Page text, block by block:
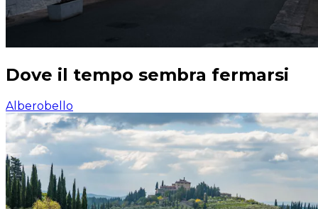
Dove il tempo sembra fermarsi
Alberobello